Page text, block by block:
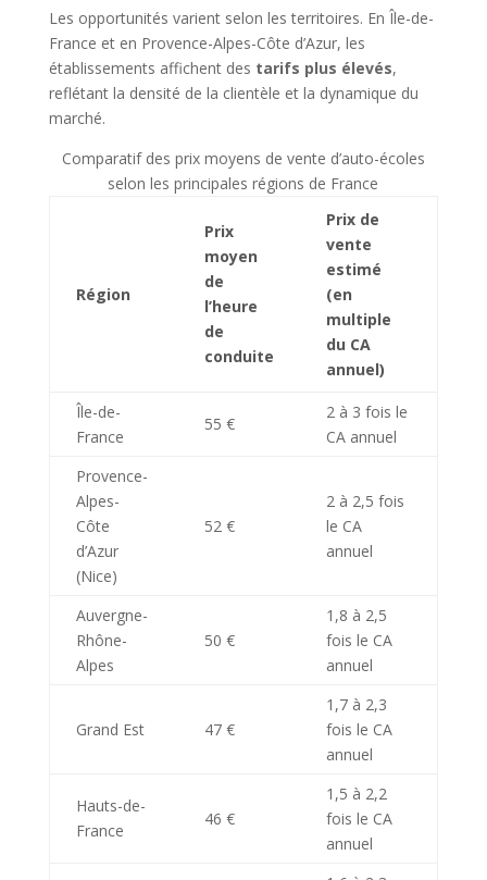
Les opportunités varient selon les territoires. En Île-de-
France et en Provence-Alpes-Côte d’Azur, les
établissements affichent des tarifs plus élevés,
reflétant la densité de la clientèle et la dynamique du
marché.
Comparatif des prix moyens de vente d’auto-écoles
selon les principales régions de France
Région
Prix
moyen
de
l’heure
de
conduite
Prix de
vente
estimé
(en
multiple
du CA
annuel)
Île-de-
France
55 €
2 à 3 fois le
CA annuel
Provence-
Alpes-
Côte
d’Azur
(Nice)
52 €
2 à 2,5 fois
le CA
annuel
Auvergne-
Rhône-
Alpes
50 €
1,8 à 2,5
fois le CA
annuel
Grand Est 47 €
1,7 à 2,3
fois le CA
annuel
Hauts-de-
France
46 €
1,5 à 2,2
fois le CA
annuel